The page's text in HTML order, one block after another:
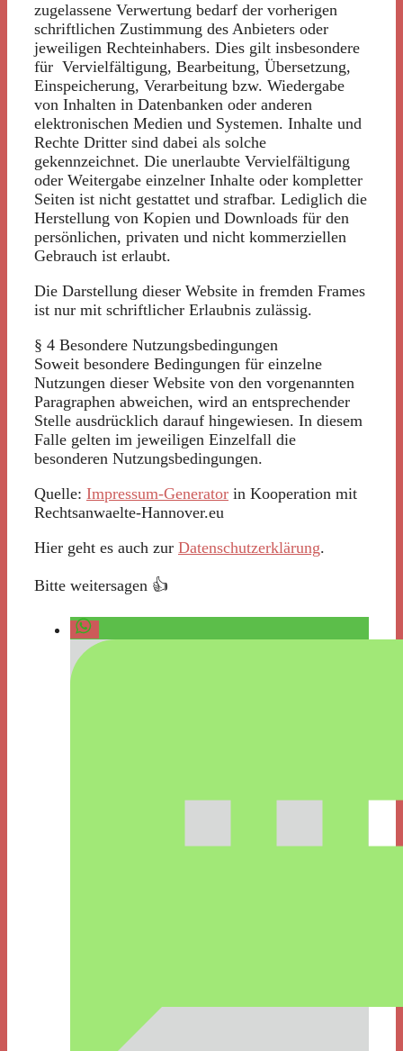
zugelassene Verwertung bedarf der vorherigen
schriftlichen Zustimmung des Anbieters oder
jeweiligen Rechteinhabers. Dies gilt insbesondere
für Vervielfältigung, Bearbeitung, Übersetzung,
Einspeicherung, Verarbeitung bzw. Wiedergabe
von Inhalten in Datenbanken oder anderen
elektronischen Medien und Systemen. Inhalte und
Rechte Dritter sind dabei als solche
gekennzeichnet. Die unerlaubte Vervielfältigung
oder Weitergabe einzelner Inhalte oder kompletter
Seiten ist nicht gestattet und strafbar. Lediglich die
Herstellung von Kopien und Downloads für den
persönlichen, privaten und nicht kommerziellen
Gebrauch ist erlaubt.
Die Darstellung dieser Website in fremden Frames
ist nur mit schriftlicher Erlaubnis zulässig.
§ 4 Besondere Nutzungsbedingungen
Soweit besondere Bedingungen für einzelne
Nutzungen dieser Website von den vorgenannten
Paragraphen abweichen, wird an entsprechender
Stelle ausdrücklich darauf hingewiesen. In diesem
Falle gelten im jeweiligen Einzelfall die
besonderen Nutzungsbedingungen.
Quelle: Impressum-Generator in Kooperation mit
Rechtsanwaelte-Hannover.eu
Hier geht es auch zur Datenschutzerklärung.
Bitte weitersagen 👍